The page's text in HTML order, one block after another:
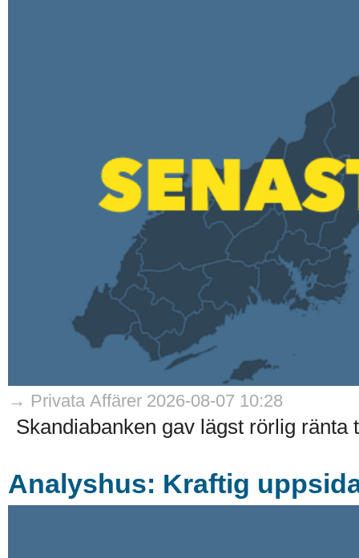
→ Privata Affärer 2026-08-07 10:28
Skandiabanken gav lägst rörlig ränta
Analyshus: Kraftig